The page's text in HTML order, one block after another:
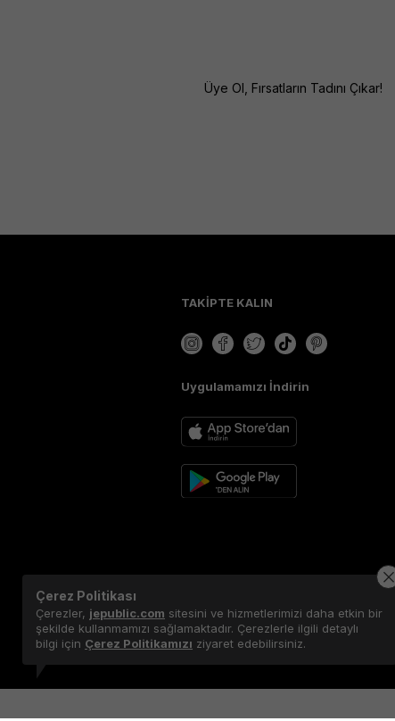
Üye Ol, Fırsatların Tadını Çıkar!
TAKİPTE KALIN
Uygulamamızı İndirin
Çerez Politikası
Çerezler, jepublic.com sitesini ve hizmetlerimizi daha etkin bir
şekilde kullanmamızı sağlamaktadır. Çerezlerle ilgili detaylı
bilgi için Çerez Politikamızı ziyaret edebilirsiniz.